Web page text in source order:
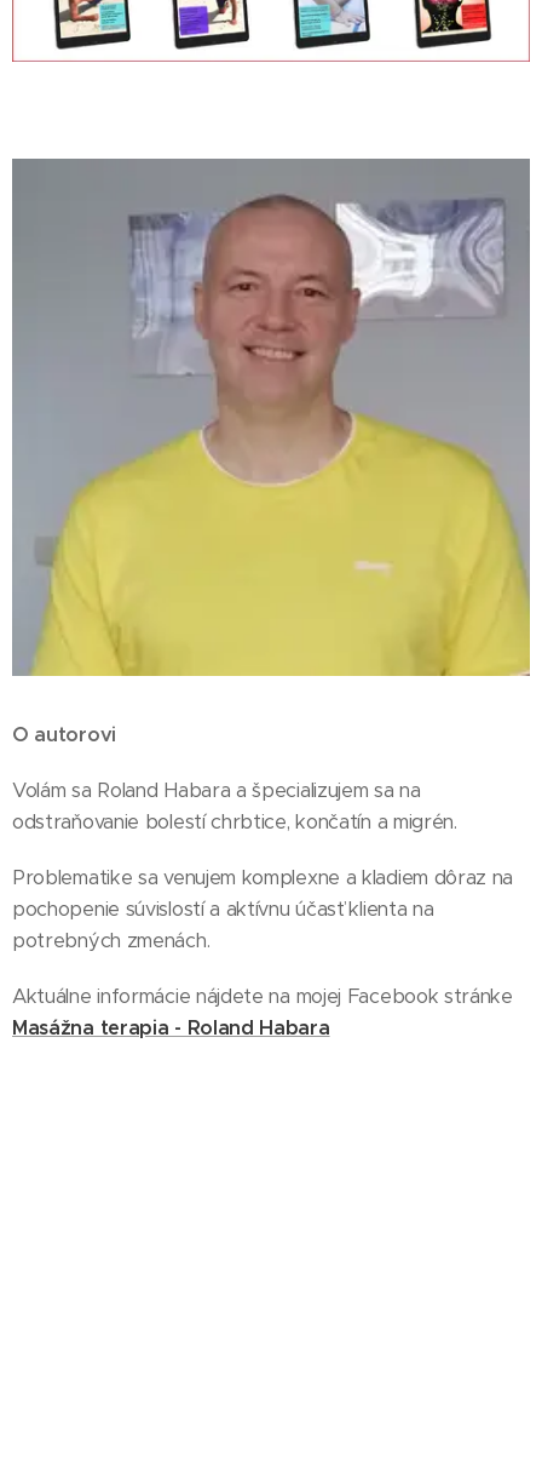
O autorovi
Volám sa Roland Habara a špecializujem sa na
odstraňovanie bolestí chrbtice, končatín a migrén.
Problematike sa venujem komplexne a kladiem dôraz na
pochopenie súvislostí a aktívnu účasť klienta na
potrebných zmenách.
Aktuálne informácie nájdete na mojej Facebook stránke
Masážna terapia - Roland Habara